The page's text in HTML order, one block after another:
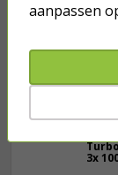
3x
aanpassen